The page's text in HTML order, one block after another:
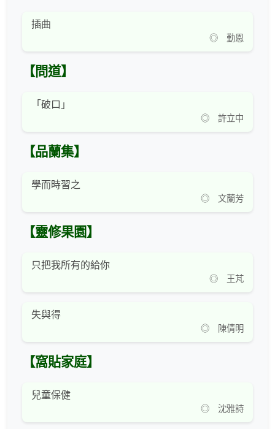
插曲
◎ 勤恩
【問道】
「破口」
◎ 許立中
【品蘭集】
學而時習之
◎ 文蘭芳
【靈修果園】
只把我所有的給你
◎ 王芃
失與得
◎ 陳倩明
【窩貼家庭】
兒童保健
◎ 沈雅詩